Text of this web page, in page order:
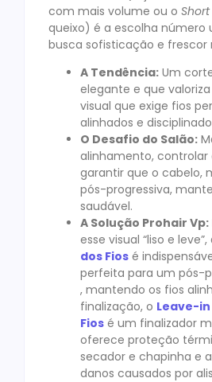
com mais volume ou o
queixo) é a escolha número
busca sofisticação e frescor
A Tendência: Um
elegante e que
visual que exige fios
alinhados e
O Desafio do Salão:
alinhamento, controlar
garantir que o cabelo,
pós-progressiva,
saudável.
A Solução Prohair Vp:
esse visual “liso e
dos Fios é
perfeita para um pós-
, mantendo os fios
finalização, o Leave-
Fios é um finalizador
oferece proteção
secador e chapinha e
danos causados por